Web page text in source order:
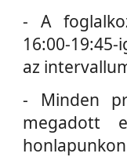
- A
16:00-
az
- Minden
megadott